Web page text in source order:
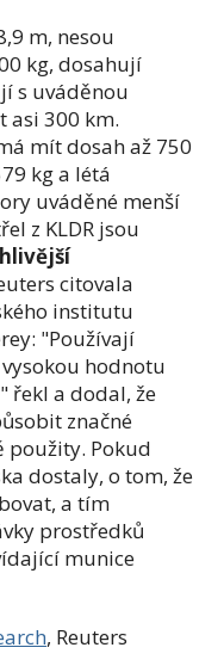
m, nesou
kg, dosahují
s uváděnou
asi 300 km.
mít dosah až 750
kg a létá
uváděné menší
z KLDR jsou
citovala
institutu
"Používají
hodnotu
řekl a dodal, že
značné
použity. Pokud
dostaly, o tom, že
a tím
prostředků
munice
, Reuters